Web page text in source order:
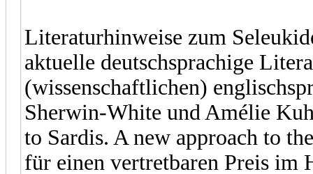
Literaturhinweise zum
aktuelle deutschsprachige
(wissenschaftlichen)
Sherwin-White und Amélie
to Sardis. A new approach to
für einen vertretbaren Preis im